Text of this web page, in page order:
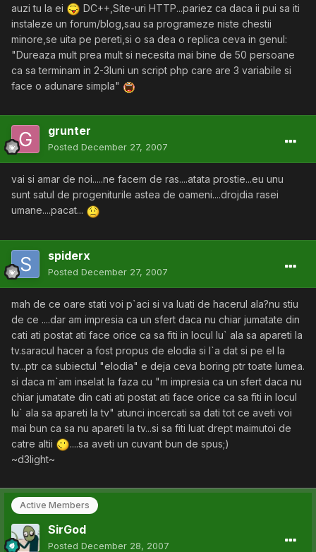
auzi tu la ei
DC++,Site-uri HTTP...pariez ca daca ii pui sa iti
instaleze un forum/blog,sau sa programeze niste chestii
minore,se uita pe pereti,si o sa dea o replica ceva in genul:
"Dureaza mult prea mult si necesita mai bine de 50 persoane
ca sa terminam in 2-3luni un script php care are 3 variabile si
face o adunare simpla"
grunter
Posted December 27, 2007
vai si amar de noi.....ne facem de ras....atata prostie...eu unu
sunt satul de progeniturile astea de oameni....drojdia rasei
umane....pacat...
spiderx
Posted December 27, 2007
mah de ce oare stati voi p`aci si va luati de hacerul ala?nu stiu
de ce ....dar am impresia ca un sfert daca nu chiar jumatate din
cati ati postat ati face orice ca sa fiti in locul lu` ala sa apareti la
tv.saracul hacer a fost propus de elodia si l`a dat si pe el la
tv...ptr ca subiectul "elodia" e deja ceva boring ptr toate lumea.
si daca m`am inselat la faza cu "m impresia ca un sfert daca nu
chiar jumatate din cati ati postat ati face orice ca sa fiti in locul
lu` ala sa apareti la tv" atunci incercati sa dati tot ce aveti voi
mai bun ca sa nu apareti la tv...si sa fiti luat drept maimutoi de
catre altii
....sa aveti un cuvant bun de spus;)
~d3light~
Active Members
SirGod
Posted December 28, 2007